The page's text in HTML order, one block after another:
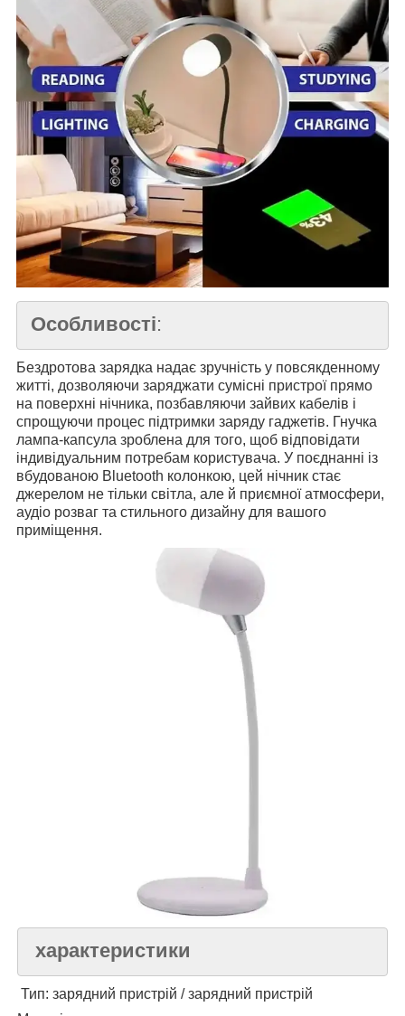
Особливості:
Бездротова зарядка надає зручність у повсякденному
житті, дозволяючи заряджати сумісні пристрої прямо
на поверхні нічника, позбавляючи зайвих кабелів і
спрощуючи процес підтримки заряду гаджетів. Гнучка
лампа-капсула зроблена для того, щоб відповідати
індивідуальним потребам користувача. У поєднанні із
вбудованою Bluetooth колонкою, цей нічник стає
джерелом не тільки світла, але й приємної атмосфери,
аудіо розваг та стильного дизайну для вашого
приміщення.
характеристики
Тип: зарядний пристрій / зарядний пристрій